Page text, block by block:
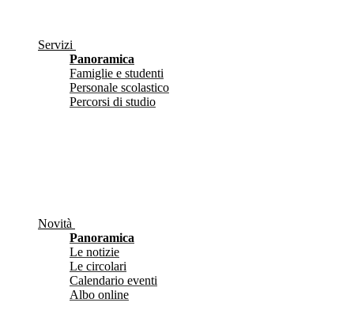
Servizi
Panoramica
Famiglie e studenti
Personale scolastico
Percorsi di studio
Novità
Panoramica
Le notizie
Le circolari
Calendario eventi
Albo online